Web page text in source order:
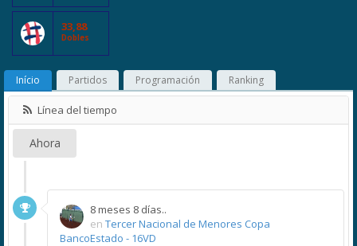
33,88
Dobles
Início Partidos Programación Ranking
Línea del tiempo
Ahora
8 meses 8 días..
en Tercer Nacional de Menores Copa
BancoEstado - 16VD